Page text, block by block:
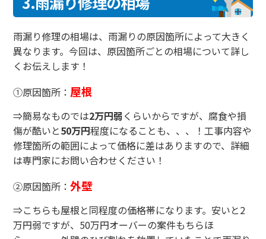
雨漏り修理の相場は、雨漏りの原因箇所によって大きく
異なります。今回は、原因箇所ごとの相場について詳し
くお伝えします！
①原因箇所： 屋根
⇒簡易なものでは2万円弱くらいからですが、腐食や損
傷が酷いと50万円程度になることも、、、！工事内容や
修理箇所の範囲によって価格に差はありますので、詳細
は専門家にお問い合わせください！
②原因箇所：外壁
⇒こちらも屋根と同程度の価格帯になります。安いと2
万円弱ですが、50万円オーバーの案件もちらほ